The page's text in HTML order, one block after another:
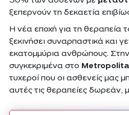
ξεπερνούν τη δεκαετία
Η νέα εποχή για τη θεραπεία
ξεκινήσει συναρπαστικά και
εκατομμύρια ανθρώπους.
συγκεκριμένα στο
τυχεροί που οι ασθενείς μας
αυτές τις θεραπείες δωρεάν,